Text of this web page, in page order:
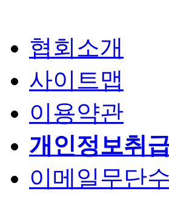
협회소개
사이트맵
이용약관
개인정보취
이메일무단